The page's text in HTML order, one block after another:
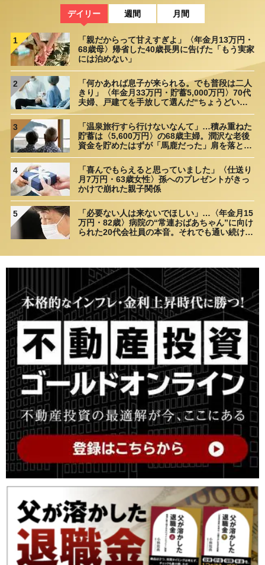
デイリー 週間 月間
1
「親だからって甘えすぎよ」〈年金月13万円・
68歳母〉帰省した40歳長男に告げた「もう実家
には泊めない」
2
「何かあれば息子が来られる。でも普段は二人
きり」〈年金月33万円・貯蓄5,000万円〉70代
夫婦、戸建てを手放して選んだ“ちょうどいい
距離”
3
「温泉旅行すら行けないなんて」…積み重ねた
貯蓄は〈5,600万円〉の68歳主婦。潤沢な老後
資金を貯めたはずが「馬鹿だった」肩を落とす
4
「喜んでもらえると思っていました」〈仕送り
月7万円・63歳女性〉孫へのプレゼントがきっ
かけで崩れた親子関係
5
「必要ない人は来ないでほしい」…〈年金月15
万円・82歳〉病院の“常連おばあちゃん”に向け
られた20代会社員の本音。それでも通い続ける